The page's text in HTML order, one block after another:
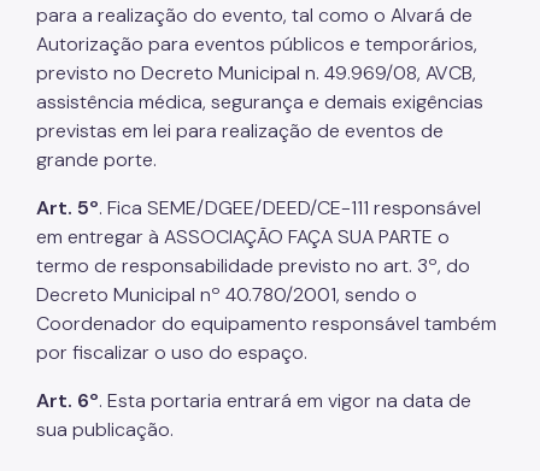
para a realização do evento, tal como o Alvará de
Autorização para eventos públicos e temporários,
previsto no Decreto Municipal n. 49.969/08, AVCB,
assistência médica, segurança e demais exigências
previstas em lei para realização de eventos de
grande porte.
Art. 5º. Fica SEME/DGEE/DEED/CE-111 responsável
em entregar à ASSOCIAÇÃO FAÇA SUA PARTE o
termo de responsabilidade previsto no art. 3º, do
Decreto Municipal nº 40.780/2001, sendo o
Coordenador do equipamento responsável também
por fiscalizar o uso do espaço.
Art. 6º. Esta portaria entrará em vigor na data de
sua publicação.